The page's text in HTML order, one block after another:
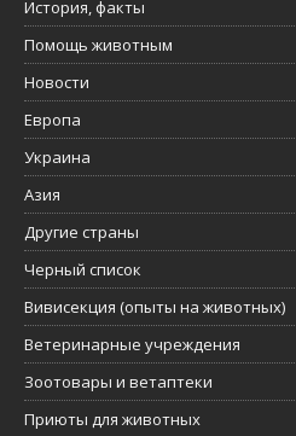
История, факты
Помощь животным
Новости
Европа
Украина
Азия
Другие страны
Черный список
Вивисекция (опыты на животных)
Ветеринарные учреждения
Зоотовары и ветаптеки
Приюты для животных